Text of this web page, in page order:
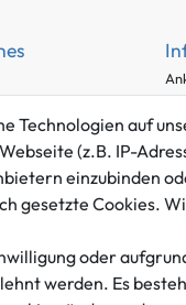
Technologien auf
(z.B. IP-
einzubinden
gesetzte Cookies.
oder
werden. Es